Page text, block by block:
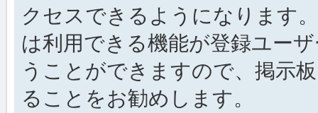
クセスできるようになります
は利用できる機能が登録ユー
うことができますので、掲示
ることをお勧めします。